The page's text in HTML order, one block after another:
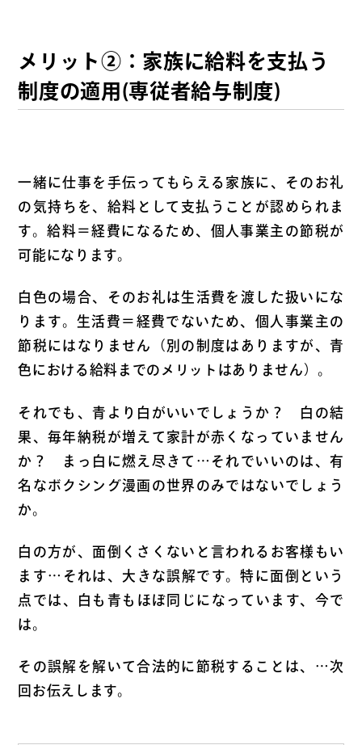
メリット②：家族に給料を支払う
制度の適用(専従者給与制度)
一緒に仕事を手伝ってもらえる家族に、そのお礼
の気持ちを、給料として支払うことが認められま
す。給料＝経費になるため、個人事業主の節税が
可能になります。
白色の場合、そのお礼は生活費を渡した扱いにな
ります。生活費＝経費でないため、個人事業主の
節税にはなりません（別の制度はありますが、青
色における給料までのメリットはありません）。
それでも、青より白がいいでしょうか？ 白の結
果、毎年納税が増えて家計が赤くなっていません
か？ まっ白に燃え尽きて…それでいいのは、有
名なボクシング漫画の世界のみではないでしょう
か。
白の方が、面倒くさくないと言われるお客様もい
ます…それは、大きな誤解です。特に面倒という
点では、白も青もほぼ同じになっています、今で
は。
その誤解を解いて合法的に節税することは、…次
回お伝えします。